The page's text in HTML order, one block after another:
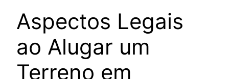
Aspectos Legais
ao Alugar um
Terreno em